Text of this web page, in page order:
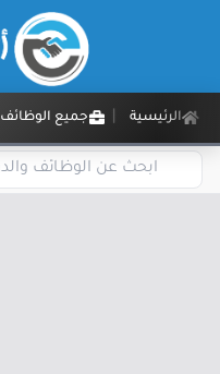
الرئيسية جميع الوظائف